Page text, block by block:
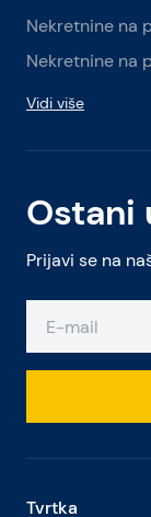
Ostani
Prijavi se na
Nekretnine na
Nekretnine na
Vidi više
Tvrtka